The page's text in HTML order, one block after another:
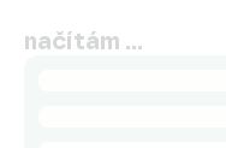
načítám …